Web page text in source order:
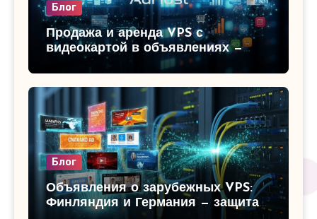
Блог
Продажа и аренда VPS с
видеокартой в объявлениях —
идеально для ИИ, майнинга,
рендеринга и игр
Блог
Объявления о зарубежных VPS:
Финляндия и Германия — защита